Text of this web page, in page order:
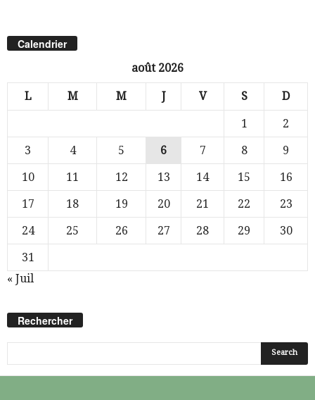
Calendrier
août 2026
L M M J V S D
1
2
3
4 5 6 7 8
9
10
11 12 13 14 15
16
17
18 19 20 21 22
23
24
25 26 27 28 29
30
31
« Juil
Rechercher